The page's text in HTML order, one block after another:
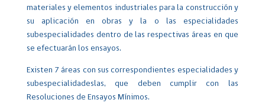
materiales y elementos industriales para la construcción y
su aplicación en obras y la o las especialidades
subespecialidades dentro de las respectivas áreas en que
se efectuarán los ensayos.
Existen 7 áreas con sus correspondientes especialidades y
subespecialidadeslas, que deben cumplir con las
Resoluciones de Ensayos Mínimos.